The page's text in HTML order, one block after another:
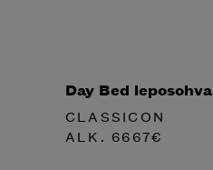
Day Bed leposohva
CLASSICON
ALK. 6667€